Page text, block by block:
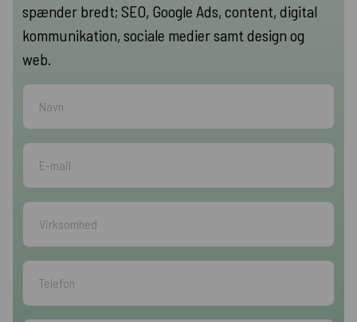
spænder bredt; SEO, Google Ads, content, digital
kommunikation, sociale medier samt design og
web.